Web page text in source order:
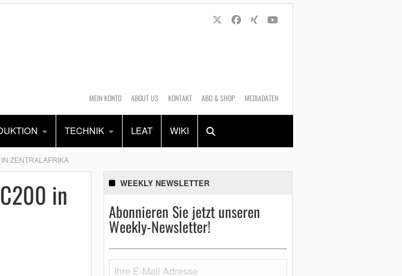
MEIN KONTO ABOUT US KONTAKT ABO & SHOP MEDIADATEN
TECHNIK LEAT WIKI
Alles Shop
ZENTRALAFRIKA
in
WEEKLY NEWSLETTER
Abonnieren Sie jetzt unseren
Weekly-Newsletter!